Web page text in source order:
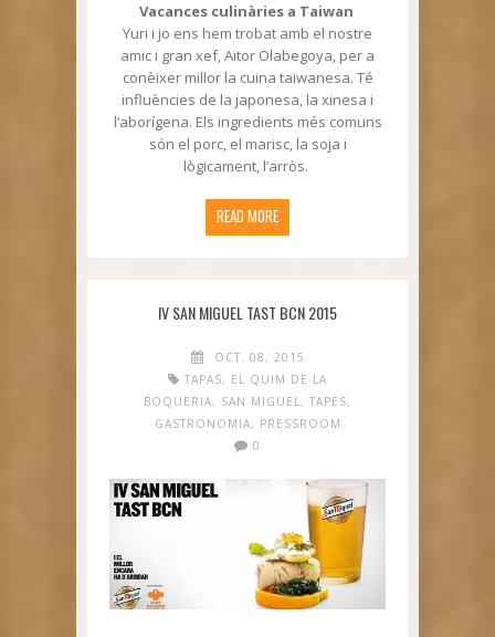
Vacances culinàries a Taiwan
Yuri i jo ens hem trobat amb el nostre
amic i gran xef, Aitor Olabegoya, per a
conèixer millor la cuina taiwanesa. Té
influències de la japonesa, la xinesa i
l’aborígena. Els ingredients més comuns
són el porc, el marisc, la soja i
lògicament, l’arròs.
READ MORE
IV SAN MIGUEL TAST BCN 2015
OCT. 08, 2015
TAPAS, EL QUIM DE LA
BOQUERIA, SAN MIGUEL, TAPES,
GASTRONOMIA, PRESSROOM
0